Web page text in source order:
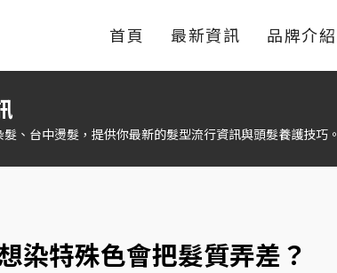
首頁 最新資訊 品牌介紹
、台中燙髮，提供你最新的髮型流行資訊與頭髮養護技巧。
染特殊色會把髮質弄差？